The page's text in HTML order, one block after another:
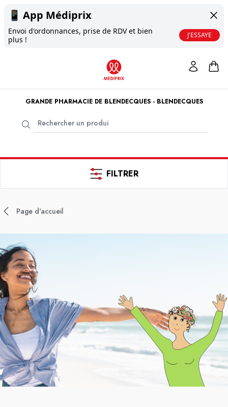
📱 App Médiprix
Envoi d'ordonnances, prise de RDV et bien
plus !
J'ESSAYE
GRANDE PHARMACIE DE BLENDECQUES - BLENDECQUES
FILTRER
Page d'accueil